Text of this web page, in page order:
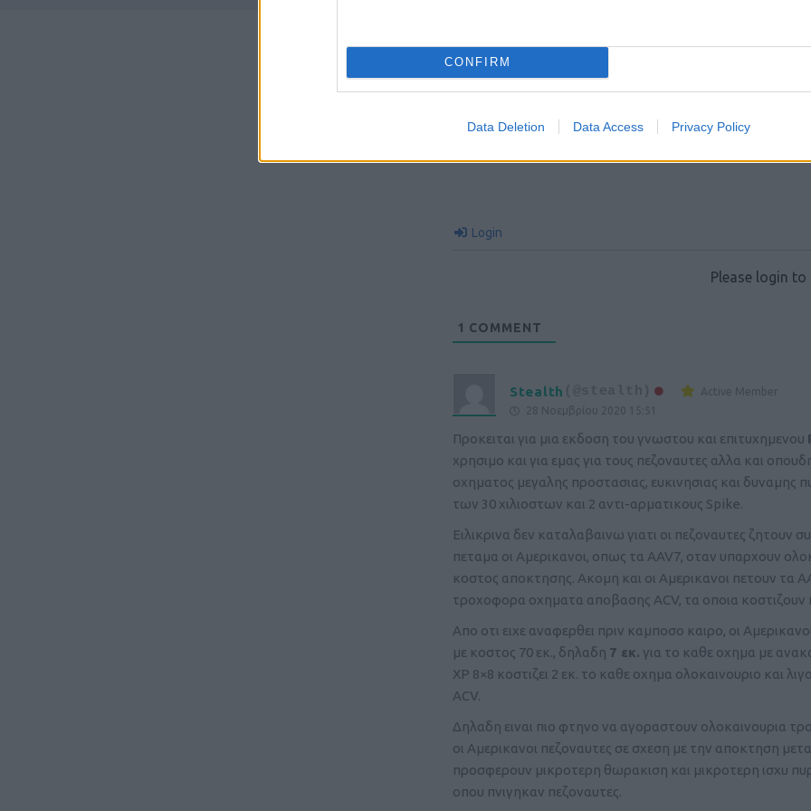
CONFIRM
Data Deletion Data Access Privacy Policy
Login
Please login
1 COMMENT
Stealth
Active Member
28 Νοεμβρίου 2020 15:51
Προκειται για μια εκδοση του γνωστου και επιτυχημενου
χρησιμο και για εμας για τους πεζοναυτες αλλα και
οχηματος μεγαλης προστασιας, ευκινησιας και
των 30 χιλιοστων και 2 αντι-αρματικους Spike.
Ειλικρινα δεν καταλαβαινω γιατι οι πεζοναυτες ζητουν
πεταμα οι Αμερικανοι, οπως τα AAV7, οταν υπαρχουν
κοστος αποκτησης. Ακομη και οι Αμερικανοι πετουν τα
τροχοφορα οχηματα αποβασης ACV, τα οποια κοστιζουν
Aπο οτι ειχε αναφερθει πριν καμποσο καιρο, οι
με κοστος 70 εκ., δηλαδη 7 εκ. για το καθε οχημα με
XP 8×8 κοστιζει 2 εκ. το καθε οχημα ολοκαινουριο και
ACV.
Δηλαδη ειναι πιο φτηνο να αγοραστουν ολοκαινουρια
οι Αμερικανοι πεζοναυτες σε σχεση με την αποκτηση
προσφερουν μικροτερη θωρακιση και μικροτερη ισχυ
οπου πνιγηκαν πεζοναυτες.